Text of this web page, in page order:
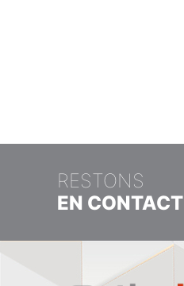
RESTONS
EN CONTACT